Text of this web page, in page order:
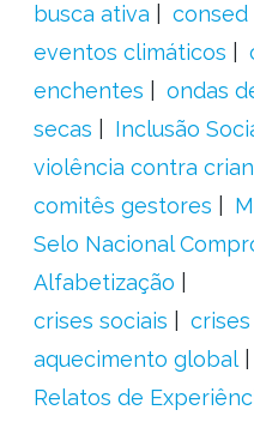
busca ativa
consed
eventos climáticos
enchentes
ondas
secas
Inclusão
violência contra
comitês gestores
Selo Nacional
Alfabetização
crises sociais
aquecimento global
Relatos de